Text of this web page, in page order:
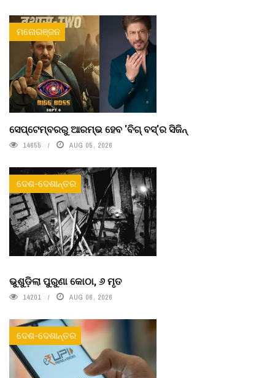
ମନୋରଞ୍ଜନ
ସେପ୍ଟେମ୍ବରରୁ ଆରମ୍ଭ ହେବ 'ବିଗ୍ ବସ୍'ର ସିଜିନ୍
14655 AUG 05, 2026
ଦେଶ-ଦେଶାନ୍ତର
ଭୁଶୁଡ଼ିଲା ପୁରୁଣା କୋଠା, ୬ ମୃତ
14201 AUG 06, 2026
ଦେଶ-ଦେଶାନ୍ତର